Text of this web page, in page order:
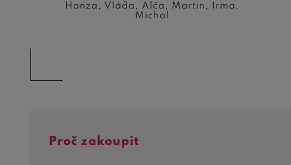
Honza, Vláďa, Alča, Martin, Irma,
Michal
Proč zakoupit